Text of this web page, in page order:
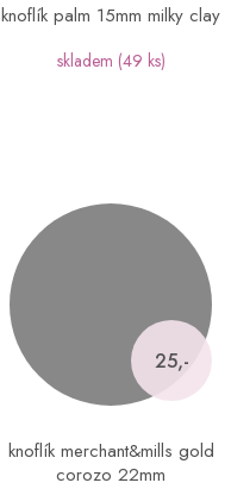
knoflík palm 15mm milky clay
skladem (49 ks)
25,-
knoflík merchant&mills gold
corozo 22mm